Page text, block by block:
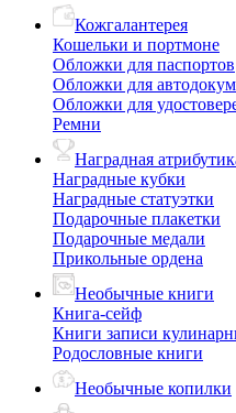
Кожгалантерея
Кошельки и портмоне
Обложки для паспортов
Обложки для
Обложки для
Ремни
Наградная
Наградные кубки
Наградные статуэтки
Подарочные плакетки
Подарочные медали
Прикольные ордена
Необычные книги
Книга-сейф
Книги записи
Родословные книги
Необычные копилки